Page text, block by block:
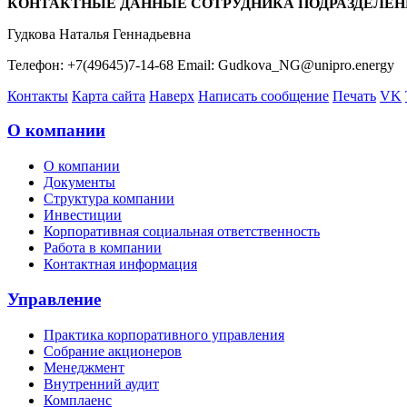
Гудкова Наталья Геннадьевна
Телефон: +7(49645)7-14-68 Email: Gudkova_NG@unipro.energy
Контакты Карта сайта Наверх Написать сообщение Печать VK
О компании
О компании
Документы
Структура компании
Инвестиции
Корпоративная социальная ответственность
Работа в компании
Контактная информация
Управление
Практика корпоративного управления
Собрание акционеров
Менеджмент
Внутренний аудит
Комплаенс